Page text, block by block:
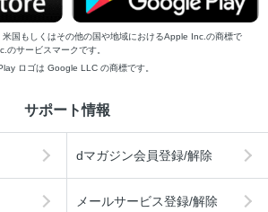
国もしくはその他の国や地域におけるApple Inc.の商標で
サービスマークです。
ロゴは Google LLC の商標です。
サポート情報
dマガジン会員登録/解除
メールサービス登録/解除